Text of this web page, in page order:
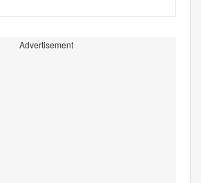
Advertisement